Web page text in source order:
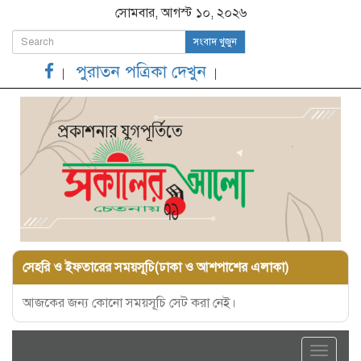
সোমবার, আগস্ট ১০, ২০২৬
সংবাদ খুজুন
পুরাতন পত্রিকা দেখুন
সেহরি ও ইফতারের সময়সূচি(ঢাকা ও আশপাশের এলাকা)
আজকের জন্য কোনো সময়সূচি সেট করা নেই।
Toggle